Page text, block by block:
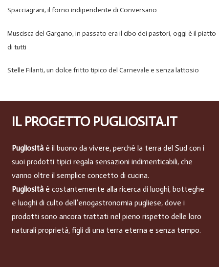
Spacciagrani, il forno indipendente di Conversano
Muscisca del Gargano, in passato era il cibo dei pastori, oggi è il piatto
di tutti
Stelle Filanti, un dolce fritto tipico del Carnevale e senza lattosio
IL PROGETTO PUGLIOSITA.IT
Pugliosità è il buono da vivere, perché la terra del Sud con i
suoi prodotti tipici regala sensazioni indimenticabili, che
vanno oltre il semplice concetto di cucina.
Pugliosità è costantemente alla ricerca di luoghi, botteghe
e luoghi di culto dell’enogastronomia pugliese, dove i
prodotti sono ancora trattati nel pieno rispetto delle loro
naturali proprietà, figli di una terra eterna e senza tempo.